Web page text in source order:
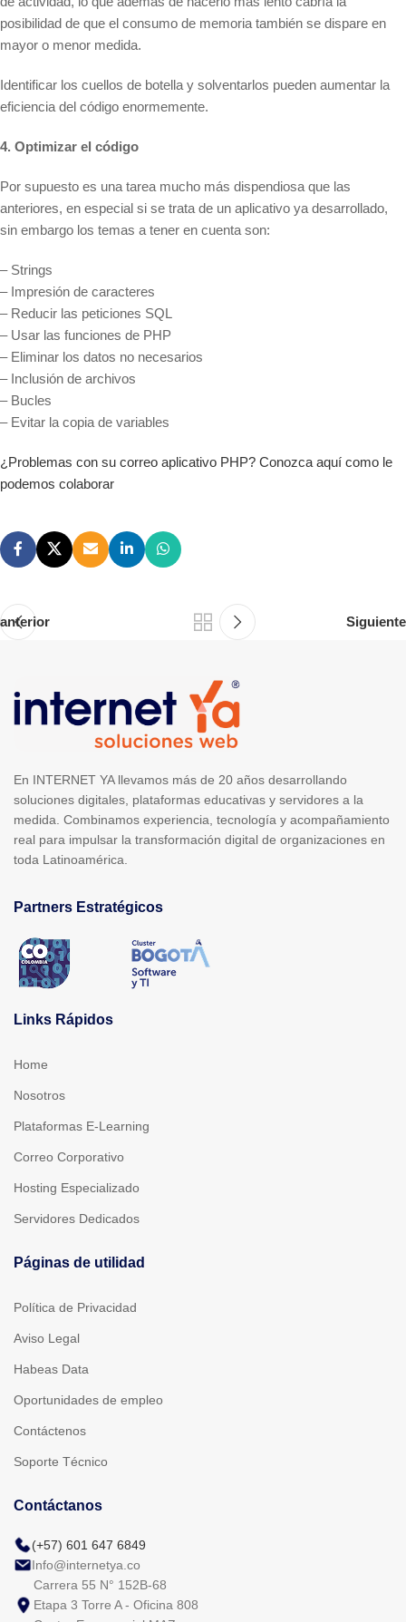
posibilidad de que el consumo de memoria también se dispare en
mayor o menor medida.
Identificar los cuellos de botella y solventarlos pueden aumentar la
eficiencia del código enormemente.
4. Optimizar el código
Por supuesto es una tarea mucho más dispendiosa que las
anteriores, en especial si se trata de un aplicativo ya desarrollado,
sin embargo los temas a tener en cuenta son:
– Strings
– Impresión de caracteres
– Reducir las peticiones SQL
– Usar las funciones de PHP
– Eliminar los datos no necesarios
– Inclusión de archivos
– Bucles
– Evitar la copia de variables
¿Problemas con su correo aplicativo PHP? Conozca aquí como le
podemos colaborar
anterior Siguiente
En INTERNET YA llevamos más de 20 años desarrollando
soluciones digitales, plataformas educativas y servidores a la
medida. Combinamos experiencia, tecnología y acompañamiento
real para impulsar la transformación digital de organizaciones en
toda Latinoamérica.
Partners Estratégicos
Links Rápidos
Home
Nosotros
Plataformas E-Learning
Correo Corporativo
Hosting Especializado
Servidores Dedicados
Páginas de utilidad
Política de Privacidad
Aviso Legal
Habeas Data
Oportunidades de empleo
Contáctenos
Soporte Técnico
Contáctanos
(+57) 601 647 6849
Info@internetya.co
Carrera 55 N° 152B-68
Etapa 3 Torre A - Oficina 808